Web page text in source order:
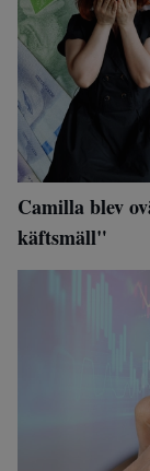
Camilla blev
käftsmäll"